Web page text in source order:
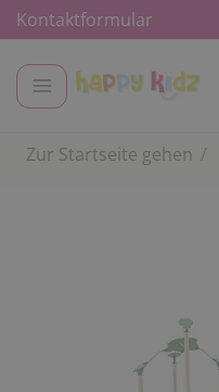
Kontaktformular
Zur Startseite gehen